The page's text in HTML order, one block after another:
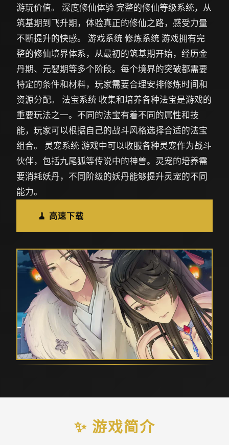
游玩价值。 深度修仙体验 完整的修仙等级系统，从
筑基期到飞升期，体验真正的修仙之路，感受力量
不断提升的快感。 游戏系统 修炼系统 游戏拥有完
整的修仙境界体系，从最初的筑基期开始，经历金
丹期、元婴期等多个阶段。每个境界的突破都需要
特定的条件和材料，玩家需要合理安排修炼时间和
资源分配。 法宝系统 收集和培养各种法宝是游戏的
重要玩法之一。不同的法宝有着不同的属性和技
能，玩家可以根据自己的战斗风格选择合适的法宝
组合。 灵宠系统 游戏中可以收服各种灵宠作为战斗
伙伴，包括九尾狐等传说中的神兽。灵宠的培养需
要消耗妖丹，不同阶级的妖丹能够提升灵宠的不同
能力。
🧹 高速下载
✨ 游戏简介